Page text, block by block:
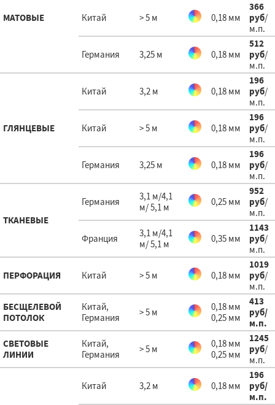
МАТОВЫЕ Китай > 5 м 0,18 мм
366
руб/
м.п.
Германия 3,25 м 0,18 мм
512
руб/
м.п.
ГЛЯНЦЕВЫЕ
Китай 3,2 м 0,18 мм
196
руб/
м.п.
Китай > 5 м 0,18 мм
196
руб/
м.п.
Германия 3,25 м 0,18 мм
196
руб/
м.п.
ТКАНЕВЫЕ
Германия
3,1 м/4,1
м/ 5,1 м
0,25 мм
952
руб/
м.п.
Франция
3,1 м/4,1
м/ 5,1 м
0,35 мм
1143
руб/
м.п.
ПЕРФОРАЦИЯ Китай > 5 м 0,18 мм
1019
руб/
м.п.
БЕСЩЕЛЕВОЙ
ПОТОЛОК
Китай,
Германия
> 5 м
0,18 мм
0,25 мм
413
руб/
м.п.
СВЕТОВЫЕ
ЛИНИИ
Китай,
Германия
> 5 м
0,18 мм
0,25 мм
1245
руб/
м.п.
Китай 3,2 м 0,18 мм
196
руб/
м.п.